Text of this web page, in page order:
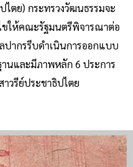
ไตย) กระทรวงวัฒนธรรมจะ
ให้คณะรัฐมนตรีพิจารณาต่อ
ากรรีบดำเนินการออกแบบ
นและมีภาพหลัก 6 ประการ
วรีย์ประชาธิปไตย